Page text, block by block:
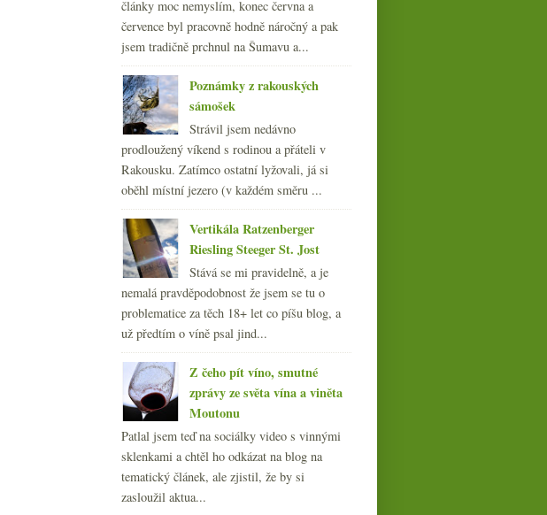
články moc nemyslím, konec června a
července byl pracovně hodně náročný a pak
jsem tradičně prchnul na Šumavu a...
Poznámky z rakouských
sámošek
Strávil jsem nedávno
prodloužený víkend s rodinou a přáteli v
Rakousku. Zatímco ostatní lyžovali, já si
oběhl místní jezero (v každém směru ...
Vertikála Ratzenberger
Riesling Steeger St. Jost
Stává se mi pravidelně, a je
nemalá pravděpodobnost že jsem se tu o
problematice za těch 18+ let co píšu blog, a
už předtím o víně psal jind...
Z čeho pít víno, smutné
zprávy ze světa vína a viněta
Moutonu
Patlal jsem teď na sociálky video s vinnými
sklenkami a chtěl ho odkázat na blog na
tematický článek, ale zjistil, že by si
zasloužil aktua...